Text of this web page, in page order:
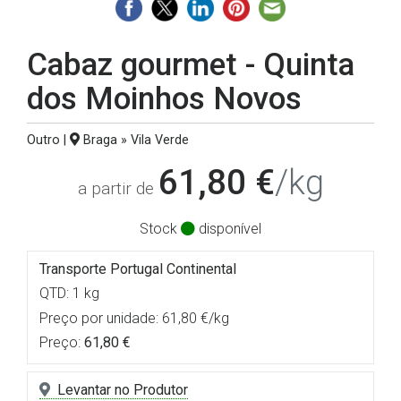
Cabaz gourmet - Quinta
dos Moinhos Novos
Outro | Braga » Vila Verde
a partir de 61,80 €/kg
Stock disponível
Transporte Portugal Continental
QTD: 1 kg
Preço por unidade: 61,80 €/kg
Preço: 61,80 €
Levantar no Produtor